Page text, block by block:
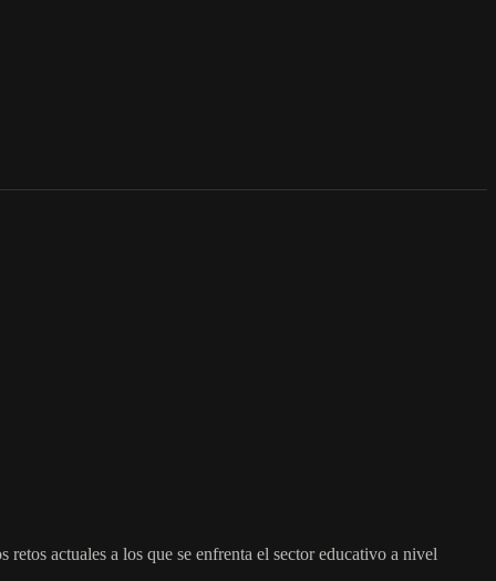
actuales a los que se enfrenta el sector educativo a nivel